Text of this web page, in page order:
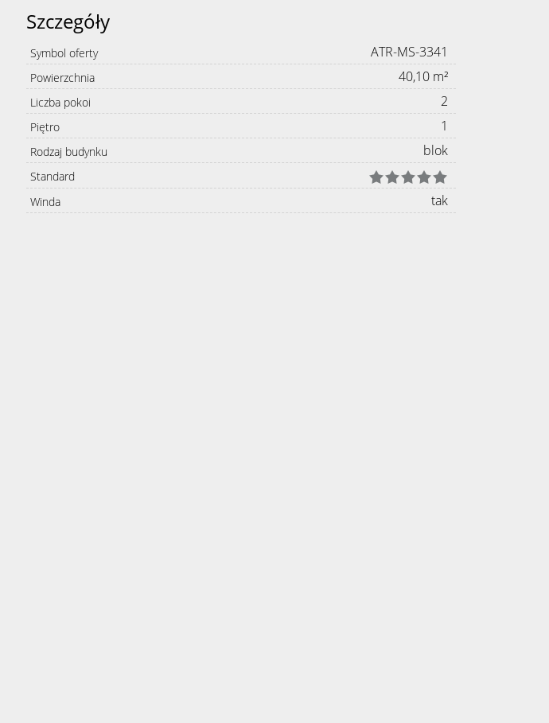
Szczegóły
Symbol oferty ATR-MS-3341
Powierzchnia 40,10 m²
Liczba pokoi 2
Piętro 1
Rodzaj budynku blok
Standard
Winda
tak